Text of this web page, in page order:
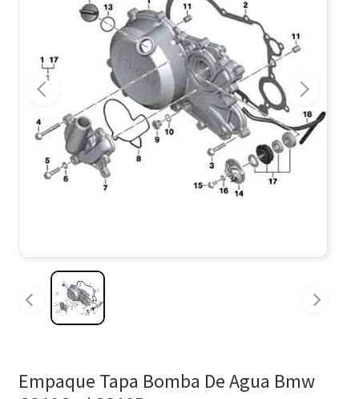
Empaque Tapa Bomba De Agua Bmw